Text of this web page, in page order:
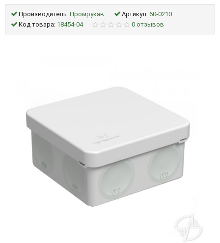
Производитель: Промрукав Артикул: 60-0210
Код товара: 18454-04 0 отзывов